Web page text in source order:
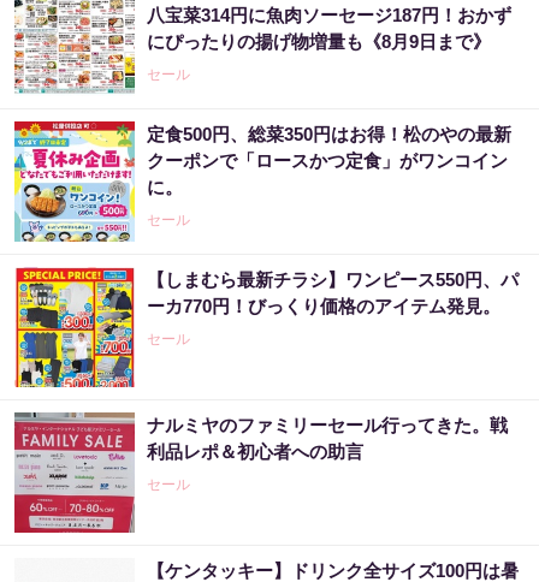
八宝菜314円に魚肉ソーセージ187円！おかず
にぴったりの揚げ物増量も《8月9日まで》
セール
定食500円、総菜350円はお得！松のやの最新
クーポンで「ロースかつ定食」がワンコイン
に。
セール
【しまむら最新チラシ】ワンピース550円、パ
ーカ770円！びっくり価格のアイテム発見。
セール
ナルミヤのファミリーセール行ってきた。戦
利品レポ＆初心者への助言
セール
【ケンタッキー】ドリンク全サイズ100円は暑